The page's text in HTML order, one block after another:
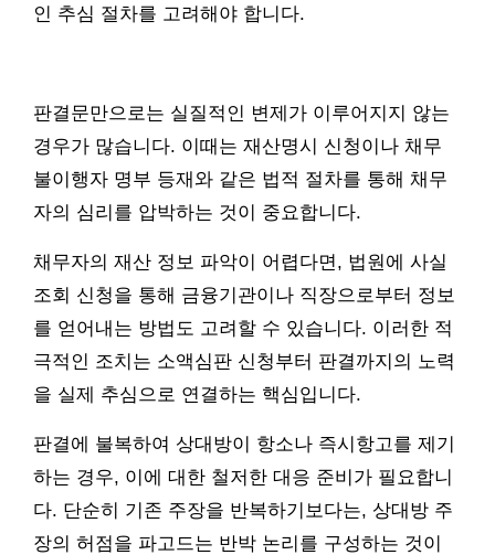
인 추심 절차를 고려해야 합니다.
판결문만으로는 실질적인 변제가 이루어지지 않는
경우가 많습니다. 이때는 재산명시 신청이나 채무
불이행자 명부 등재와 같은 법적 절차를 통해 채무
자의 심리를 압박하는 것이 중요합니다.
채무자의 재산 정보 파악이 어렵다면, 법원에 사실
조회 신청을 통해 금융기관이나 직장으로부터 정보
를 얻어내는 방법도 고려할 수 있습니다. 이러한 적
극적인 조치는 소액심판 신청부터 판결까지의 노력
을 실제 추심으로 연결하는 핵심입니다.
판결에 불복하여 상대방이 항소나 즉시항고를 제기
하는 경우, 이에 대한 철저한 대응 준비가 필요합니
다. 단순히 기존 주장을 반복하기보다는, 상대방 주
장의 허점을 파고드는 반박 논리를 구성하는 것이